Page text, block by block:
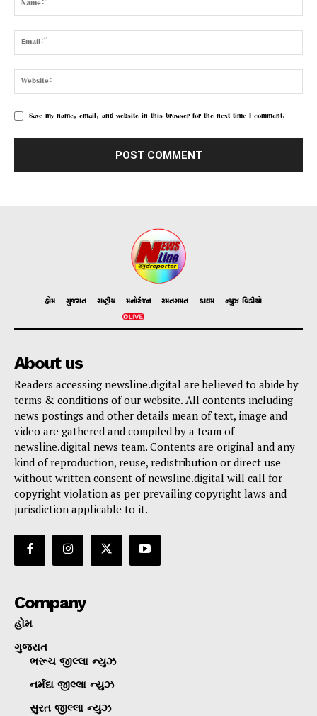
Save my name, email, and website in this browser for the next time I comment.
હોમ ગુજરાત રાષ્ટ્રીય મનોરંજન રમતગમત ક્રાઇમ ન્યુઝ વિડીયો
About us
Readers accessing newsline.digital are believed to abide by
terms & conditions of our website. All contents including
news postings and other details mean of text, image and
video are gathered and compiled by a team of
newsline.digital news team. Contents are original and any
kind of reproduction, reuse, redistribution or direct use
without written consent of newsline.digital will call for
copyright violation as per prevailing copyright laws and
jurisdiction applicable to it.
Company
હોમ
ગુજરાત
ભરૂચ જીલ્લા ન્યુઝ
નર્મદા જીલ્લા ન્યુઝ
સુરત જીલ્લા ન્યુઝ